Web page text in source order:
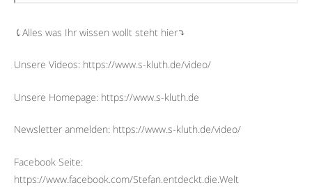
⤹Alles was Ihr wissen wollt steht hier⤵︎
Unsere Videos: https://www.s-kluth.de/video/
Unsere Homepage: https://www.s-kluth.de
Newsletter anmelden: https://www.s-kluth.de/video/
Facebook Seite:
https://www.facebook.com/Stefan.entdeckt.die.Welt